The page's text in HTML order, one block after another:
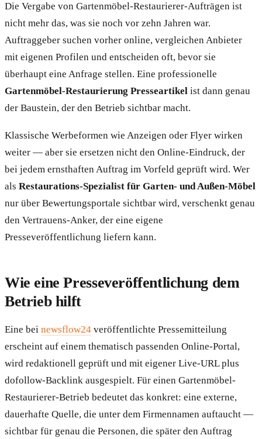
Die Vergabe von Gartenmöbel-Restaurierer-Aufträgen ist
nicht mehr das, was sie noch vor zehn Jahren war.
Auftraggeber suchen vorher online, vergleichen Anbieter
mit eigenen Profilen und entscheiden oft, bevor sie
überhaupt eine Anfrage stellen. Eine professionelle
Gartenmöbel-Restaurierung Presseartikel ist dann genau
der Baustein, der den Betrieb sichtbar macht.
Klassische Werbeformen wie Anzeigen oder Flyer wirken
weiter — aber sie ersetzen nicht den Online-Eindruck, der
bei jedem ernsthaften Auftrag im Vorfeld geprüft wird. Wer
als Restaurations-Spezialist für Garten- und Außen-Möbel
nur über Bewertungsportale sichtbar wird, verschenkt genau
den Vertrauens-Anker, der eine eigene
Presseveröffentlichung liefern kann.
Wie eine Presseveröffentlichung dem
Betrieb hilft
Eine bei newsflow24 veröffentlichte Pressemitteilung
erscheint auf einem thematisch passenden Online-Portal,
wird redaktionell geprüft und mit eigener Live-URL plus
dofollow-Backlink ausgespielt. Für einen Gartenmöbel-
Restaurierer-Betrieb bedeutet das konkret: eine externe,
dauerhafte Quelle, die unter dem Firmennamen auftaucht —
sichtbar für genau die Personen, die später den Auftrag